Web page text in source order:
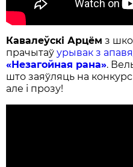
Кавалеўскі Арцём з
прачытаўурывак з
«Незагойная рана».
што заяўляць на
але і прозу!